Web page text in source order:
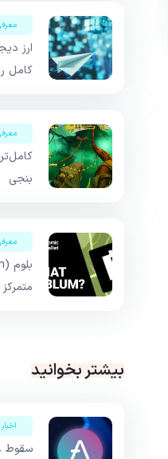
کامل
بنجی
بیشتر بخوانید